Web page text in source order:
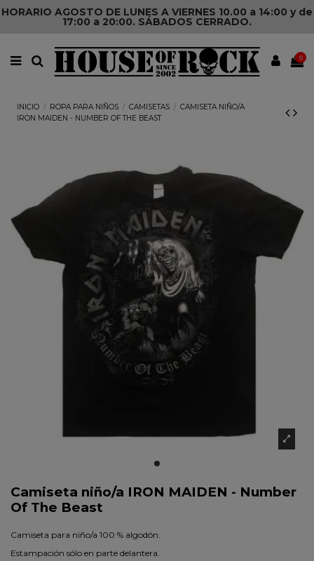
HORARIO AGOSTO DE LUNES A VIERNES 10.00 a 14:00 y de
17:00 a 20:00. SÁBADOS CERRADO.
0
INICIO ROPA PARA NIÑOS CAMISETAS
CAMISETA NIÑO/A
IRON MAIDEN - NUMBER OF THE BEAST
Camiseta niño/a IRON MAIDEN - Number
Of The Beast
Camiseta para niño/a 100 % algodón.
Estampación sólo en parte delantera.